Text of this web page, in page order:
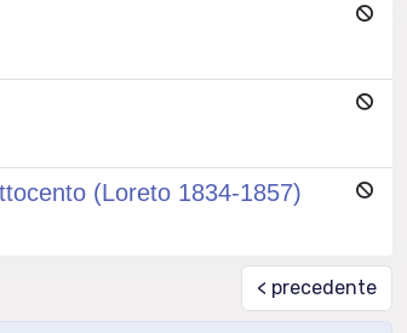
(Loreto 1834-1857)
< precedente